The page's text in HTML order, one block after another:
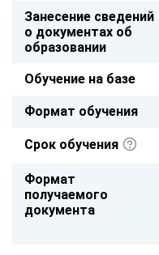
Занесение сведений
о документах об
образовании
Обучение на базе
Формат обучения
Срок обучения
Формат
получаемого
документа